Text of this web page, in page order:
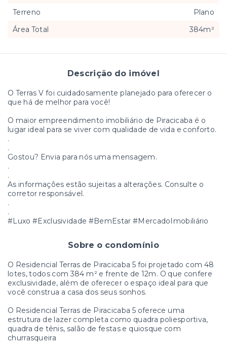
Descrição do imóvel
O Terras V foi cuidadosamente planejado para oferecer o
que há de melhor para você!
O maior empreendimento imobiliário de Piracicaba é o
lugar ideal para se viver com qualidade de vida e conforto.
.
.
Gostou? Envia para nós uma mensagem.
.
.
As informações estão sujeitas a alterações. Consulte o
corretor responsável.
.
.
#Luxo #Exclusividade #BemEstar #MercadoImobiliário
Sobre o condomínio
O Residencial Terras de Piracicaba 5 foi projetado com 48
lotes, todos com 384 m² e frente de 12m. O que confere
exclusividade, além de oferecer o espaço ideal para que
você construa a casa dos seus sonhos.
O Residencial Terras de Piracicaba 5 oferece uma
estrutura de lazer completa como quadra poliesportiva,
quadra de tênis, salão de festas e quiosque com
churrasqueira
Terreno
Plano
Área Total
384m²